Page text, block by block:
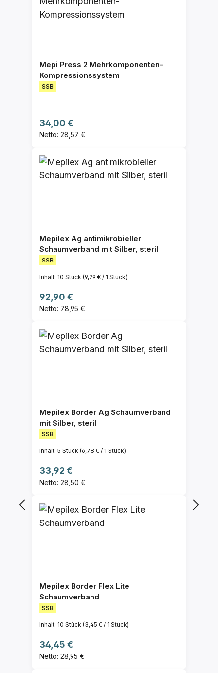
Mepi Press 2 Mehrkomponenten-
Kompressionssystem
SSB
Regulärer Preis:
34,00 €
Netto: 28,57 €
Mepilex Ag antimikrobieller
Schaumverband mit Silber, steril
SSB
Inhalt: 10 Stück (9,29 € / 1 Stück)
Regulärer Preis:
92,90 €
Netto: 78,95 €
Mepilex Border Ag Schaumverband
mit Silber, steril
SSB
Inhalt: 5 Stück (6,78 € / 1 Stück)
Regulärer Preis:
33,92 €
Netto: 28,50 €
Mepilex Border Flex Lite
Schaumverband
SSB
Inhalt: 10 Stück (3,45 € / 1 Stück)
Regulärer Preis:
34,45 €
Netto: 28,95 €